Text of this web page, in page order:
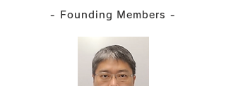
- Founding Members -